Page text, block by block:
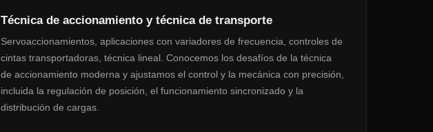
Técnica de accionamiento y técnica de transporte
Servoaccionamientos, aplicaciones con variadores de frecuencia, controles de
cintas transportadoras, técnica lineal. Conocemos los desafíos de la técnica
de accionamiento moderna y ajustamos el control y la mecánica con precisión,
incluida la regulación de posición, el funcionamiento sincronizado y la
distribución de cargas.